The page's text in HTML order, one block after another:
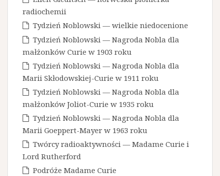
radiochemii
Tydzień Noblowski — wielkie niedocenione
Tydzień Noblowski — Nagroda Nobla dla
małżonków Curie w 1903 roku
Tydzień Noblowski — Nagroda Nobla dla
Marii Skłodowskiej-Curie w 1911 roku
Tydzień Noblowski — Nagroda Nobla dla
małżonków Joliot-Curie w 1935 roku
Tydzień Noblowski — Nagroda Nobla dla
Marii Goeppert-Mayer w 1963 roku
Twórcy radioaktywności — Madame Curie i
Lord Rutherford
Podróże Madame Curie